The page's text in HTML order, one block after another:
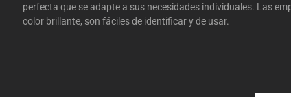
perfecta que se adapte a sus necesidades individuales. Las
color brillante, son fáciles de identificar y de usar.